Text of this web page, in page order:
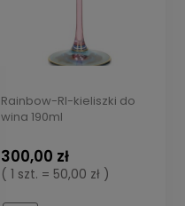
Rainbow-RI-kieliszki do
wina 190ml
300,00 zł
( 1 szt. = 50,00 zł )